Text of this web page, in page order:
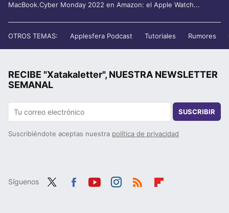
MacBook.Cyber Monday 2022 en Amazon: el Apple Watch...
OTROS TEMAS: Applesfera Podcast Tutoriales Rumores
RECIBE "Xatakaletter", NUESTRA NEWSLETTER
SEMANAL
SUSCRIBIR
Suscribiéndote aceptas nuestra política de privacidad
Síguenos